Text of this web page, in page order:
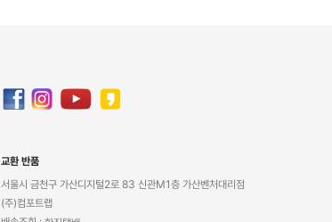
교환 반품
서울시 금천구 가산디지털2로 83 신관M1층 가산벤처대리점
(주)컴포트랩